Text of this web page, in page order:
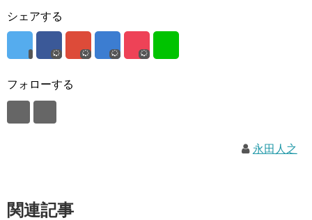
シェアする
フォローする
永田人之
関連記事